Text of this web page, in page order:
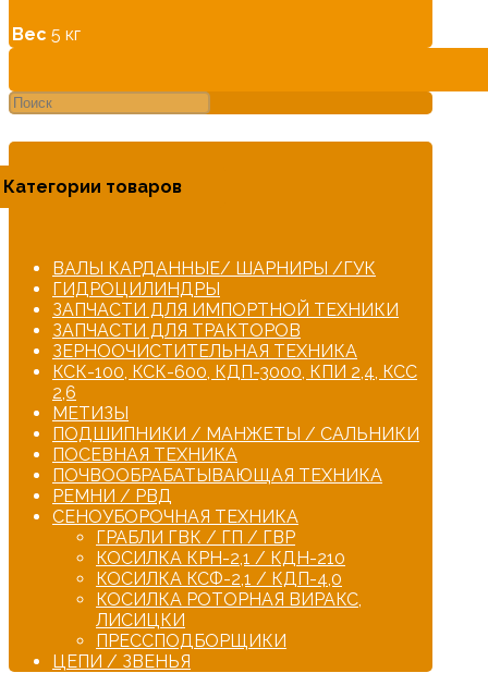
Вес 5 кг
Категории товаров
ВАЛЫ КАРДАННЫЕ/ ШАРНИРЫ /ГУК
ГИДРОЦИЛИНДРЫ
ЗАПЧАСТИ ДЛЯ ИМПОРТНОЙ ТЕХНИКИ
ЗАПЧАСТИ ДЛЯ ТРАКТОРОВ
ЗЕРНООЧИСТИТЕЛЬНАЯ ТЕХНИКА
КСК-100, КСК-600, КДП-3000, КПИ 2,4, КСС
2,6
МЕТИЗЫ
ПОДШИПНИКИ / МАНЖЕТЫ / САЛЬНИКИ
ПОСЕВНАЯ ТЕХНИКА
ПОЧВООБРАБАТЫВАЮЩАЯ ТЕХНИКА
РЕМНИ / РВД
СЕНОУБОРОЧНАЯ ТЕХНИКА
ГРАБЛИ ГВК / ГП / ГВР
КОСИЛКА КРН-2,1 / КДН-210
КОСИЛКА КСФ-2,1 / КДП-4,0
КОСИЛКА РОТОРНАЯ ВИРАКС,
ЛИСИЦКИ
ПРЕССПОДБОРЩИКИ
ЦЕПИ / ЗВЕНЬЯ